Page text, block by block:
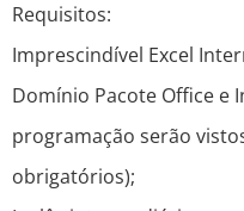
Requisitos:
Imprescindível Excel
Domínio Pacote Office e
programação serão
obrigatórios);